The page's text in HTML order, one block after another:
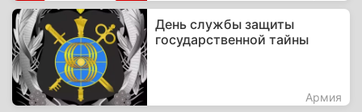
День службы защиты
государственной тайны
Армия